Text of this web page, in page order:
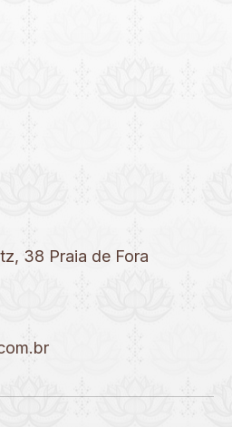
38 Praia de Fora